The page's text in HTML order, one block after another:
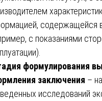
содержащейся
с показаниями
формулирования
заключения –
исследований